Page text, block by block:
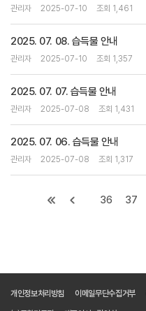
관리자 2025-07-10 조회 1,461
2025. 07. 08. 습득물 안내
관리자 2025-07-10 조회 1,357
2025. 07. 07. 습득물 안내
관리자 2025-07-08 조회 1,431
2025. 07. 06. 습득물 안내
관리자 2025-07-08 조회 1,317
36 37
개인정보처리방침 이메일무단수집거부